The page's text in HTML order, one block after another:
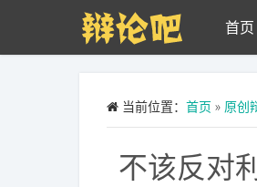
Skip to main content
首页
当前位置： 首页 » 原创
不该反对